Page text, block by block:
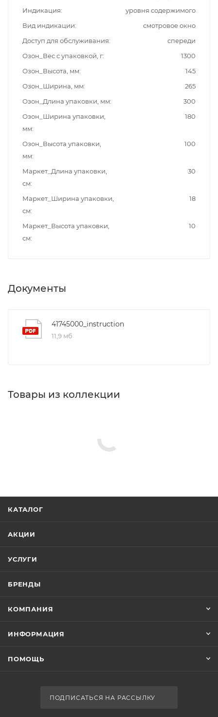
Индикация
уровня содержимого
Вид индикации
смотровое окно
Доступ для обслуживания
спереди
Озон_Вес с упаковкой, г
1300
Озон_Высота, мм
145
Озон_Ширина, мм
265
Озон_Длина упаковки, мм
300
Озон_Ширина упаковки,
мм
180
Озон_Высота упаковки,
мм
100
Маркет_Длина упаковки,
см
30
Маркет_Ширина упаковки,
см
18
Маркет_Высота упаковки,
см
10
Документы
41745000_instruction
11,9 мб
Товары из коллекции
Держатели для запасных рулонов
Полотенцедержатели
0.26
Hansgrohe
00-01166103
1889.98
AddStoris
Крючок Hansgrohe AddStoris 41742000